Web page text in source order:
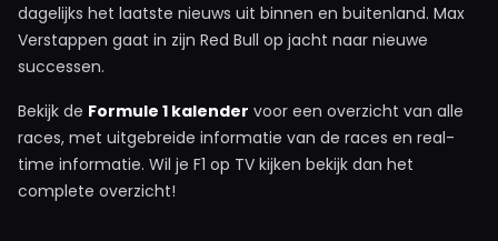
dagelijks het laatste nieuws uit binnen en buitenland. Max
Verstappen gaat in zijn Red Bull op jacht naar nieuwe
successen.
Bekijk de Formule 1 kalender voor een overzicht van alle
races, met uitgebreide informatie van de races en real-
time informatie. Wil je F1 op TV kijken bekijk dan het
complete overzicht!